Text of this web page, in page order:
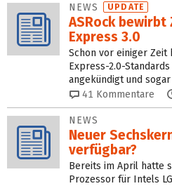
NEWS UPDATE
ASRock
Express 3.0
Schon vor einiger Zeit
Express-2.0-
angekündigt und
41 Kommentare
NEWS
Neuer
verfügbar?
Bereits im April hatte
Prozessor für Intels